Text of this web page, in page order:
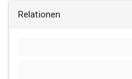
Relationen